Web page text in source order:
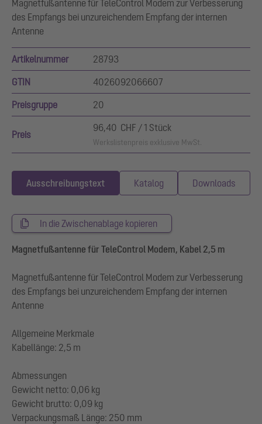
Magnetfußantenne für TeleControl Modem zur Verbesserung
des Empfangs bei unzureichendem Empfang der internen
Antenne
Artikelnummer 28793
GTIN 4026092066607
Preisgruppe 20
Preis
96,40 CHF / 1 Stück
Werkslistenpreis exklusive MwSt.
Ausschreibungstext Katalog Downloads
In die Zwischenablage kopieren
Magnetfußantenne für TeleControl Modem, Kabel 2,5 m
Magnetfußantenne für TeleControl Modem zur Verbesserung
des Empfangs bei unzureichendem Empfang der internen
Antenne
Allgemeine Merkmale
Kabellänge: 2,5 m
Abmessungen
Gewicht netto: 0,06 kg
Gewicht brutto: 0,09 kg
Verpackungsmaß Länge: 250 mm